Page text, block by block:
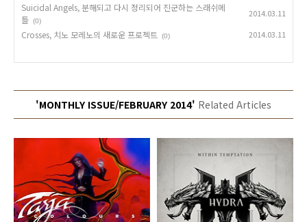
Suicidal Angels, 분해되고 다시 정리되어 진군하는 스래쉬메
틀 (0)
2014.03.11
Crosses, 치노 모레노의 새로운 프로젝트 (0) 2014.03.11
'MONTHLY ISSUE/FEBRUARY 2014' Related Articles